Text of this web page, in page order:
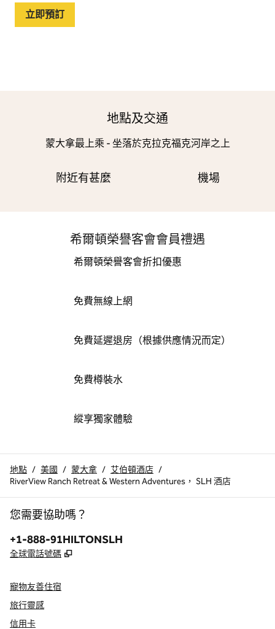
立即預訂
地點及交通
蒙大拿最上乘 - 坐落於克拉克福克河岸之上
附近有甚麼 機場
希爾頓榮譽客會會員禮遇
希爾頓榮譽客會折扣優惠
免費無線上網
免費延遲退房（根據供應情況而定）
免費樽裝水
縱享獨家體驗
地點 / 美國 / 蒙大拿 / 艾伯頓酒店 /
RiverView Ranch Retreat & Western Adventures， SLH 酒店
您需要協助嗎？
電話：
+1-888-91HILTONSLH
全球電話號碼 ,
寵物友善住宿
旅行靈感
信用卡